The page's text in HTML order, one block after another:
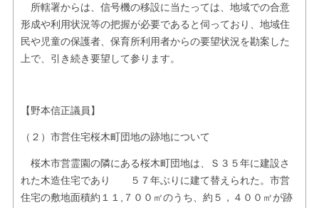
所轄署からは、信号機の移設に当たっては、地域での合意
形成や利用状況等の把握が必要であると伺っており、地域住
民や児童の保護者、保育所利用者からの要望状況を勘案した
上で、引き続き要望して参ります。
【野本信正議員】
（２）市営住宅桜木町団地の跡地について
桜木市営霊園の隣にある桜木町団地は、Ｓ３５年に建設さ
れた木造住宅であり ５７年ぶりに建て替えられた。市営
住宅の敷地面積約１１,７００㎡のうち、約５，４００㎡が跡